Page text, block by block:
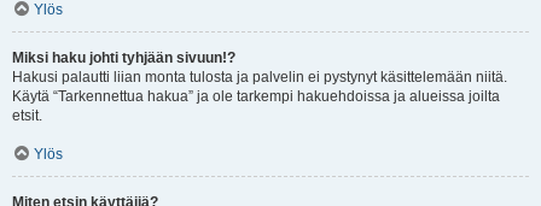
Ylös
Miksi haku johti tyhjään sivuun!?
Hakusi palautti liian monta tulosta ja palvelin ei pystynyt käsittelemään niitä.
Käytä “Tarkennettua hakua” ja ole tarkempi hakuehdoissa ja alueissa joilta
etsit.
Ylös
Miten etsin käyttäjiä?